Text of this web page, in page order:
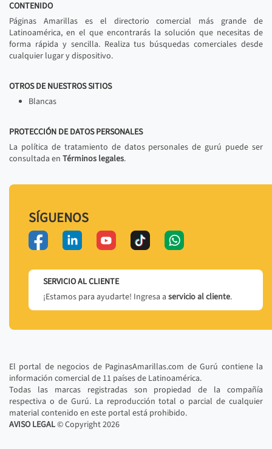
CONTENIDO
Páginas Amarillas es el directorio comercial más grande de
Latinoamérica, en el que encontrarás la solución que necesitas de
forma rápida y sencilla. Realiza tus búsquedas comerciales desde
cualquier lugar y dispositivo.
OTROS DE NUESTROS SITIOS
Blancas
PROTECCIÓN DE DATOS PERSONALES
La política de tratamiento de datos personales de gurú puede ser
consultada en Términos legales.
SÍGUENOS
SERVICIO AL CLIENTE
¡Estamos para ayudarte! Ingresa a servicio al cliente.
El portal de negocios de PaginasAmarillas.com de Gurú contiene la
información comercial de 11 países de Latinoamérica.
Todas las marcas registradas son propiedad de la compañía
respectiva o de Gurú. La reproducción total o parcial de cualquier
material contenido en este portal está prohibido.
AVISO LEGAL© Copyright2026